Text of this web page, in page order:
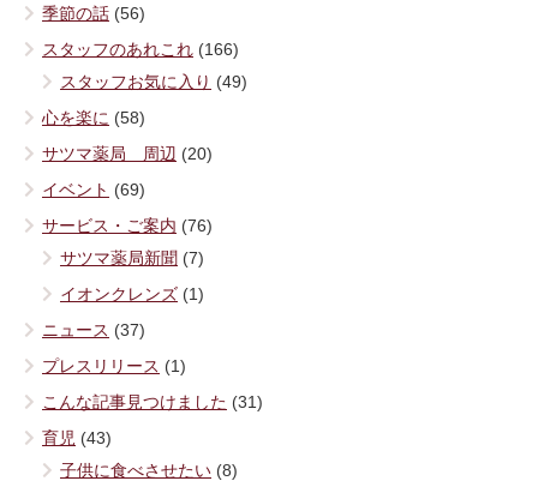
季節の話 (56)
スタッフのあれこれ (166)
スタッフお気に入り (49)
心を楽に (58)
サツマ薬局 周辺 (20)
イベント (69)
サービス・ご案内 (76)
サツマ薬局新聞 (7)
イオンクレンズ (1)
ニュース (37)
プレスリリース (1)
こんな記事見つけました (31)
育児 (43)
子供に食べさせたい (8)